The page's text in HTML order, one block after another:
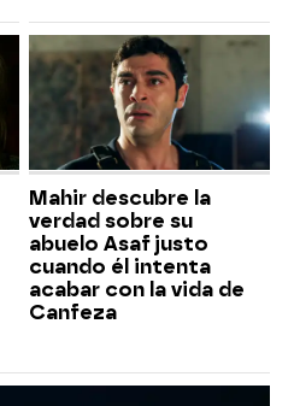
Mahir descubre la
verdad sobre su
abuelo Asaf justo
cuando él intenta
acabar con la vida de
Canfeza